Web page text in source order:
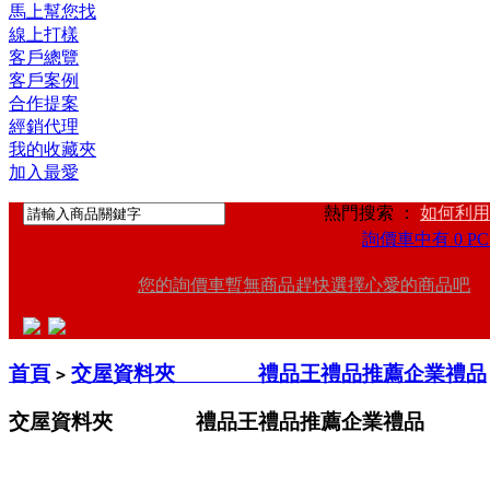
馬上幫您找
線上打樣
客戶總覽
客戶案例
合作提案
經銷代理
我的收藏夾
加入最愛
熱門搜索 ： 如何利
詢價車中有 0
您的詢價車暫無商品趕快選擇心愛的商品吧
首頁 > 交屋資料夾 禮品王禮品推薦企業禮品
交屋資料夾 禮品王禮品推薦企業禮品